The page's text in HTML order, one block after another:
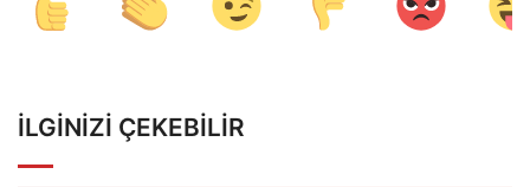
İLGINIZI ÇEKEBILIR